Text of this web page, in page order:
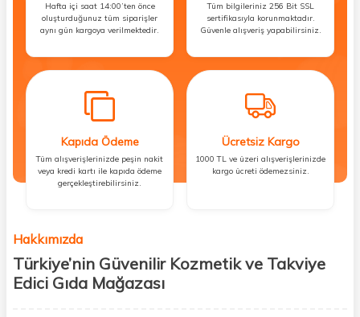
Hafta içi saat 14:00’ten önce
oluşturduğunuz tüm siparişler
aynı gün kargoya verilmektedir.
Tüm bilgileriniz 256 Bit SSL
sertifikasıyla korunmaktadır.
Güvenle alışveriş yapabilirsiniz.
Kapıda Ödeme
Tüm alışverişlerinizde peşin nakit
veya kredi kartı ile kapıda ödeme
gerçekleştirebilirsiniz.
Ücretsiz Kargo
1000 TL ve üzeri alışverişlerinizde
kargo ücreti ödemezsiniz.
Hakkımızda
Türkiye’nin Güvenilir Kozmetik ve Takviye
Edici Gıda Mağazası